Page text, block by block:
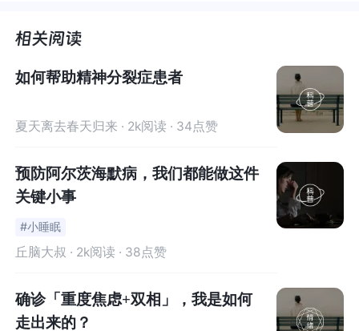
什么是分离转换性障碍 ？
分离转换性障碍，旧称歇斯底里或“癔症”，是一类由明显精
精神疾病。它和抑郁症是两种完全不同的疾病。
解离症状是指患者部分或完全丧失对自我身份的识别和对
过去的记忆，而表现为
暴发等；
转换症状是指患者将遭遇无法解决的问题和冲突时所产生
的不快，以各种各样
表现出来，它可以出
觉轻快了很多，感觉轻松了。很感
谢咨询师姐姐！
了很多，感觉轻松了。很感谢咨询
师姐姐！
如何帮助精神分裂症患者
夏天离去春天归来 · 2k阅读 · 34点赞
预防阿尔茨海默病，我们都能做这件
关键小事
#小睡眠
丘脑大叔 · 2k阅读 · 38点赞
确诊「重度焦虑+双相」，我是如何
走出来的？